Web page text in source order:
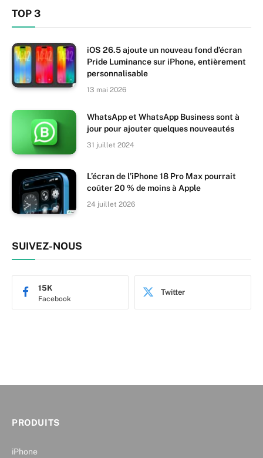
TOP 3
iOS 26.5 ajoute un nouveau fond d’écran
Pride Luminance sur iPhone, entièrement
personnalisable
13 mai 2026
WhatsApp et WhatsApp Business sont à
jour pour ajouter quelques nouveautés
31 juillet 2024
L’écran de l’iPhone 18 Pro Max pourrait
coûter 20 % de moins à Apple
24 juillet 2026
SUIVEZ-NOUS
Facebook
15K Twitter
PRODUITS
iPhone